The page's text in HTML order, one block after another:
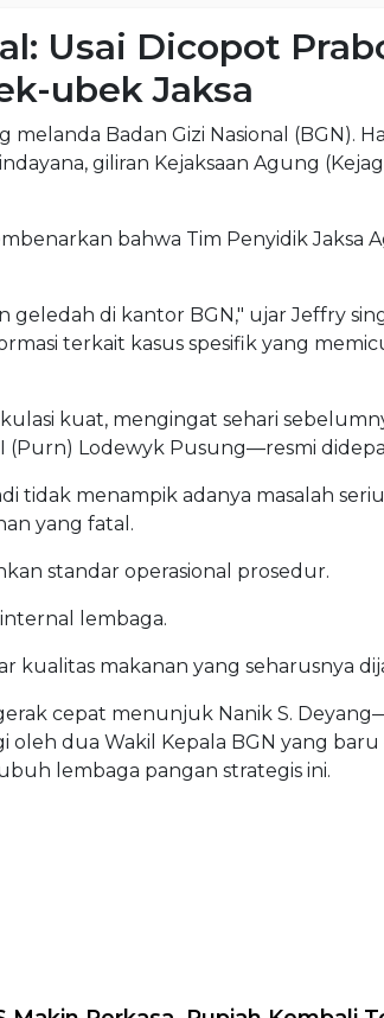
Usai Dicopot
ubek Jaksa
melanda Badan Gizi Nasional (BGN).
giliran Kejaksaan Agung
bahwa Tim Penyidik Jaksa
di kantor BGN," ujar Jeffry
terkait kasus spesifik yang
kuat, mengingat sehari
(Purn) Lodewyk Pusung—resmi
tidak menampik adanya masalah
yang fatal.
standar operasional prosedur.
lembaga.
kualitas makanan yang seharusnya
cepat menunjuk Nanik S.
dua Wakil Kepala BGN yang
lembaga pangan strategis ini.